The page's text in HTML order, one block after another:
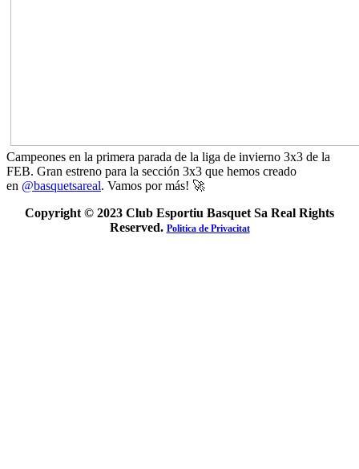
Campeones en la primera parada de la liga de invierno 3x3 de la
FEB. Gran estreno para la sección 3x3 que hemos creado
en @basquetsareal. Vamos por más! 🚀
Copyright © 2023 Club Esportiu Basquet Sa Real Rights
Reserved. Politica de Privacitat